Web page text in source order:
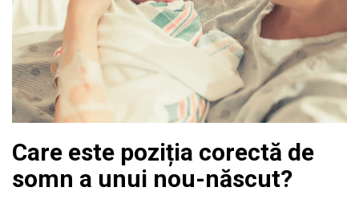
Care este poziția corectă de
somn a unui nou-născut?